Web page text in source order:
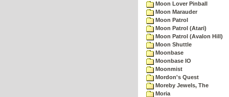
Moon Lover Pinball
Moon Marauder
Moon Patrol
Moon Patrol (Atari)
Moon Patrol (Avalon Hill)
Moon Shuttle
Moonbase
Moonbase IO
Moonmist
Mordon's Quest
Moreby Jewels, The
Moria